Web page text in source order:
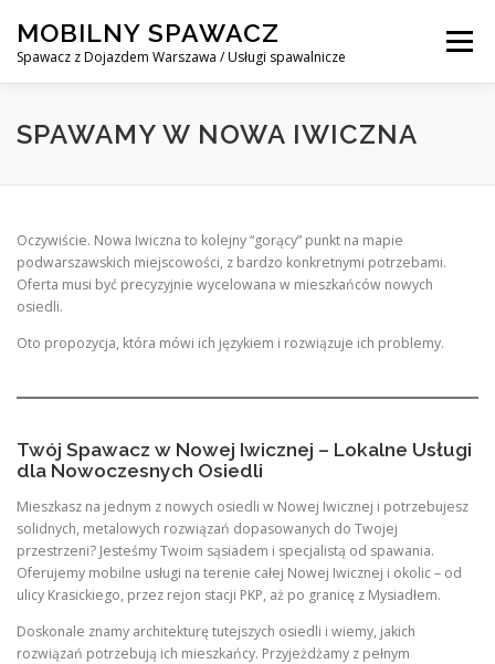
content
MOBILNY SPAWACZ
Spawacz z Dojazdem Warszawa / Usługi spawalnicze
Menu
MOBILNY SPAWACZ WARSZAWA BLOG O NAS
SPAWAMY W NOWA IWICZNA
Oczywiście. Nowa Iwiczna to kolejny “gorący” punkt na mapie
podwarszawskich miejscowości, z bardzo konkretnymi potrzebami.
Oferta musi być precyzyjnie wycelowana w mieszkańców nowych
osiedli.
Oto propozycja, która mówi ich językiem i rozwiązuje ich problemy.
Twój Spawacz w Nowej Iwicznej – Lokalne Usługi
dla Nowoczesnych Osiedli
Mieszkasz na jednym z nowych osiedli w Nowej Iwicznej i potrzebujesz
solidnych, metalowych rozwiązań dopasowanych do Twojej
przestrzeni? Jesteśmy Twoim sąsiadem i specjalistą od spawania.
Oferujemy mobilne usługi na terenie całej Nowej Iwicznej i okolic – od
ulicy Krasickiego, przez rejon stacji PKP, aż po granicę z Mysiadłem.
Doskonale znamy architekturę tutejszych osiedli i wiemy, jakich
rozwiązań potrzebują ich mieszkańcy. Przyjeżdżamy z pełnym